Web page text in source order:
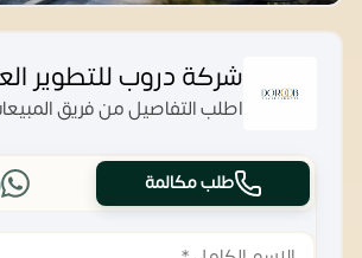
شركة دروب للتطوير
اطلب التفاصيل من فريق
طلب مكالمة